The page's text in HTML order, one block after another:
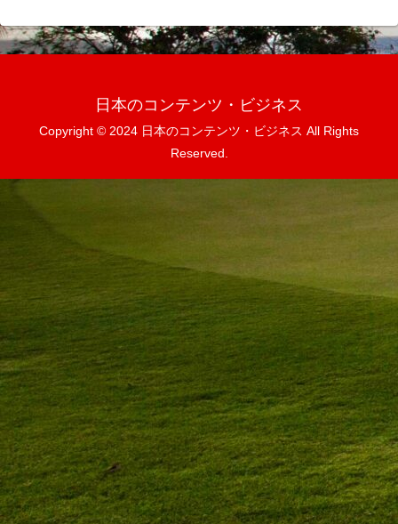
日本のコンテンツ・ビジネス
Copyright © 2024 日本のコンテンツ・ビジネス All Rights
Reserved.